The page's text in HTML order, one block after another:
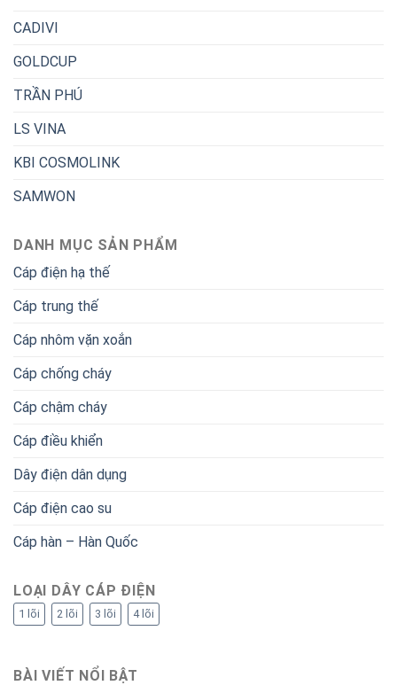
CADIVI
GOLDCUP
TRẦN PHÚ
LS VINA
KBI COSMOLINK
SAMWON
DANH MỤC SẢN PHẨM
Cáp điện hạ thế
Cáp trung thế
Cáp nhôm vặn xoắn
Cáp chống cháy
Cáp chậm cháy
Cáp điều khiển
Dây điện dân dụng
Cáp điện cao su
Cáp hàn – Hàn Quốc
LOẠI DÂY CÁP ĐIỆN
1 lõi 2 lõi 3 lõi 4 lõi
BÀI VIẾT NỔI BẬT